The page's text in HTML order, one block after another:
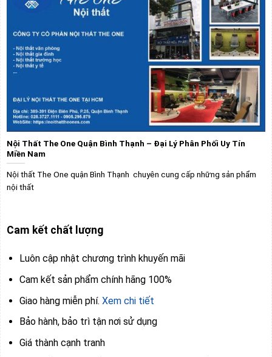
Nội Thất The One Quận Bình Thạnh – Đại Lý Phân Phối Uy Tín
Miền Nam
Nội thất The One quận Bình Thạnh chuyên cung cấp những sản phẩm
nội thất
Cam kết chất lượng
Luôn cập nhật chương trình khuyến mãi
Cam kết sản phẩm chính hãng 100%
Giao hàng miễn phí. Xem chi tiết
Bảo hành, bảo trì tận nơi sử dụng
Giá thành cạnh tranh